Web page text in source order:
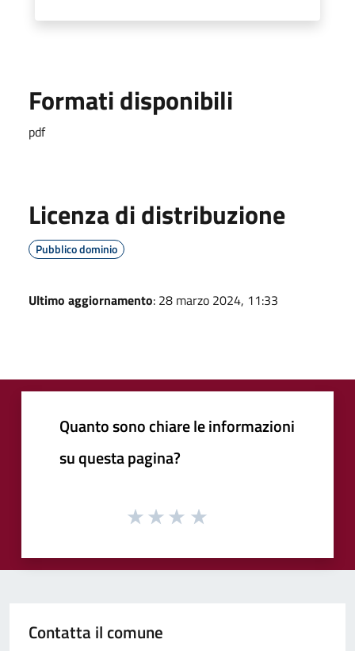
Formati disponibili
pdf
Licenza di distribuzione
Pubblico dominio
Ultimo aggiornamento: 28 marzo 2024, 11:33
Quanto sono chiare le informazioni
su questa pagina?
Contatta il comune